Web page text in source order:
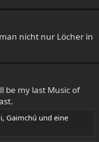
nicht nur Löcher in
be my last Music of
, Gaimchú und eine